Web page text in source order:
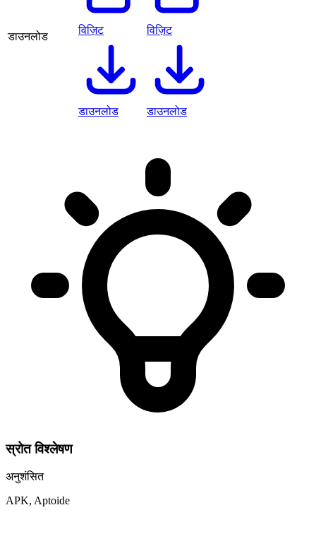
डाउनलोड
विज़िट
डाउनलोड
विज़िट
डाउनलोड
स्रोत विश्लेषण
अनुशंसित
APK, Aptoide